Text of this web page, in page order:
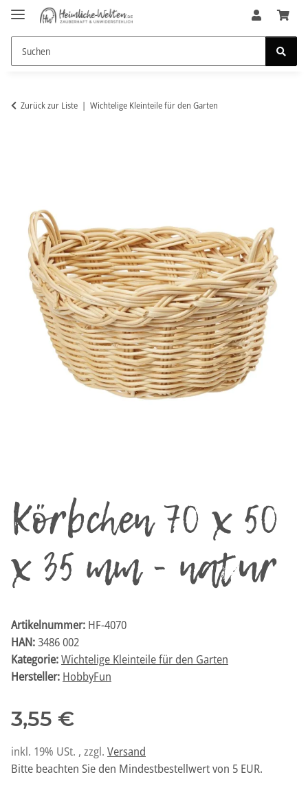
Zurück zur Liste Wichtelige Kleinteile für den Garten
Körbchen 70 x 50
x 35 mm - natur
Artikelnummer: HF-4070
HAN:3486 002
Kategorie:Wichtelige Kleinteile für den Garten
Hersteller: HobbyFun
3,55 €
inkl. 19% USt. , zzgl. Versand
Bitte beachten Sie den Mindestbestellwert von 5 EUR.